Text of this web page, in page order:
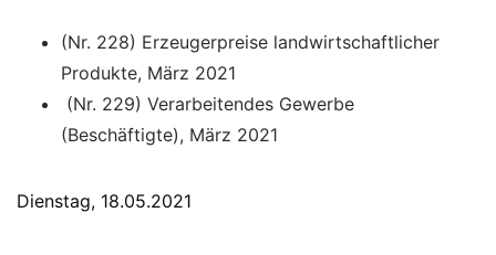
(Nr. 228) Erzeugerpreise landwirtschaftlicher
Produkte, März 2021
(Nr. 229) Verarbeitendes Gewerbe
(Beschäftigte), März 2021
Dienstag, 18.05.2021